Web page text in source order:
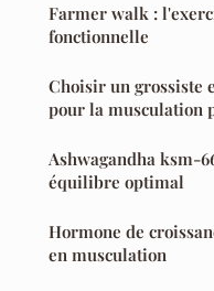
Farmer walk :
fonctionnelle
Choisir un grossiste
pour la musculation
Ashwagandha ksm-
équilibre optimal
Hormone de
en musculation